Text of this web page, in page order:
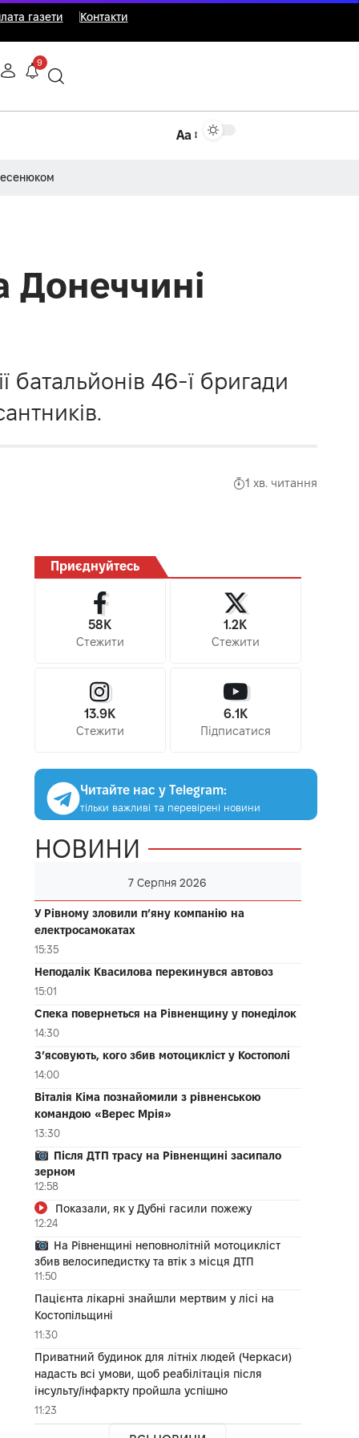
газети Контакти
9
Аа
Донеччині
батальйонів 46-ї бригади
1 хв. читання
Приєднуйтесь
58K
Стежити
1.2K
Стежити
13.9K
Стежити
6.1K
Підписатися
Читайте нас у Telegram:
тільки важливі та перевірені новини
НОВИНИ
7 Серпня 2026
У Рівному зловили п’яну компанію на
електросамокатах
15:35
Неподалік Квасилова перекинувся автовоз
15:01
Спека повернеться на Рівненщину у понеділок
14:30
З’ясовують, кого збив мотоцикліст у Костополі
14:00
Віталія Кіма познайомили з рівненською
командою «Верес Мрія»
13:30
Після ДТП трасу на Рівненщині засипало
зерном
12:58
Показали, як у Дубні гасили пожежу
12:24
На Рівненщині неповнолітній мотоцикліст
збив велосипедистку та втік з місця ДТП
11:50
Пацієнта лікарні знайшли мертвим у лісі на
Костопільщині
11:30
Приватний будинок для літніх людей (Черкаси)
надасть всі умови, щоб реабілітація після
інсульту/інфаркту пройшла успішно
11:23